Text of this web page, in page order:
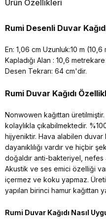
Ürün Özellikleri
Rumi Desenli Duvar
En: 1,06 cm Uzunluk:10 m (10,6
Kapladığı Alan : 10,6
Desen Tekrarı: 64 cm'dir.
Rumi Duvar Kağıdı
Nonwowen kağıttan
kolaylıkla çıkabilmektedir.
hijyeniktir. Hava alabilen duvar
dayanıklılığı vardır ve hiçbir
doğaldır anti-bakteriyel,
Akustik ve ses emici özelliği
içermez ve koku yapmaz.
yapılan birinci hamur kağıttan
Rumi Duvar Kağıdı Nasıl